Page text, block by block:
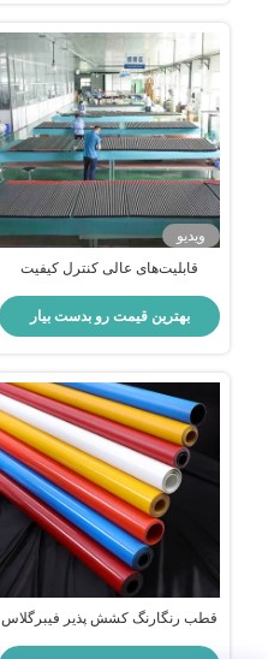
ویدیو
قابلیت‌های عالی کنترل کیفیت
بهترین قیمت رو بدست بیار
قطب رنگارنگ کشش پذیر فیبرگلاس